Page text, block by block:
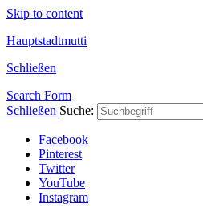
Skip to content
Hauptstadtmutti
Schließen
Search Form
Schließen Suche:
Facebook
Pinterest
Twitter
YouTube
Instagram